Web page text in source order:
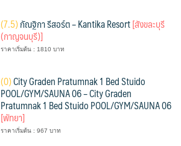
(7.5)กัณฐิกา รีสอร์ต – Kantika Resort[สังขละบุรี
(กาญจนบุรี)]
ราคาเริ่มต้น : 1810 บาท
(0)City Graden Pratumnak 1 Bed Stuido
POOL/GYM/SAUNA 06 – City Graden
Pratumnak 1 Bed Stuido POOL/GYM/SAUNA 06
[พัทยา]
ราคาเริ่มต้น : 967 บาท